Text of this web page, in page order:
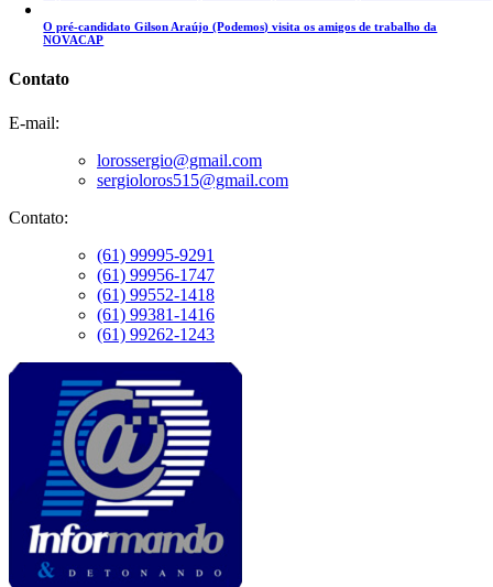
O pré-candidato Gilson Araújo (Podemos) visita os amigos de trabalho da
NOVACAP
Contato
E-mail:
lorossergio@gmail.com
sergioloros515@gmail.com
Contato:
(61) 99995-9291
(61) 99956-1747
(61) 99552-1418
(61) 99381-1416
(61) 99262-1243